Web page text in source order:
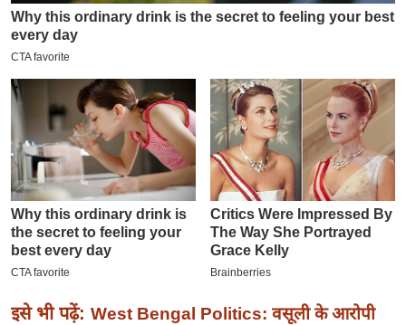
क्रा
इ
ई
-
पे
प
र
मि
सा
ल
बे
इसे भी पढ़ें: West Bengal Politics: वसूली के आरोपी